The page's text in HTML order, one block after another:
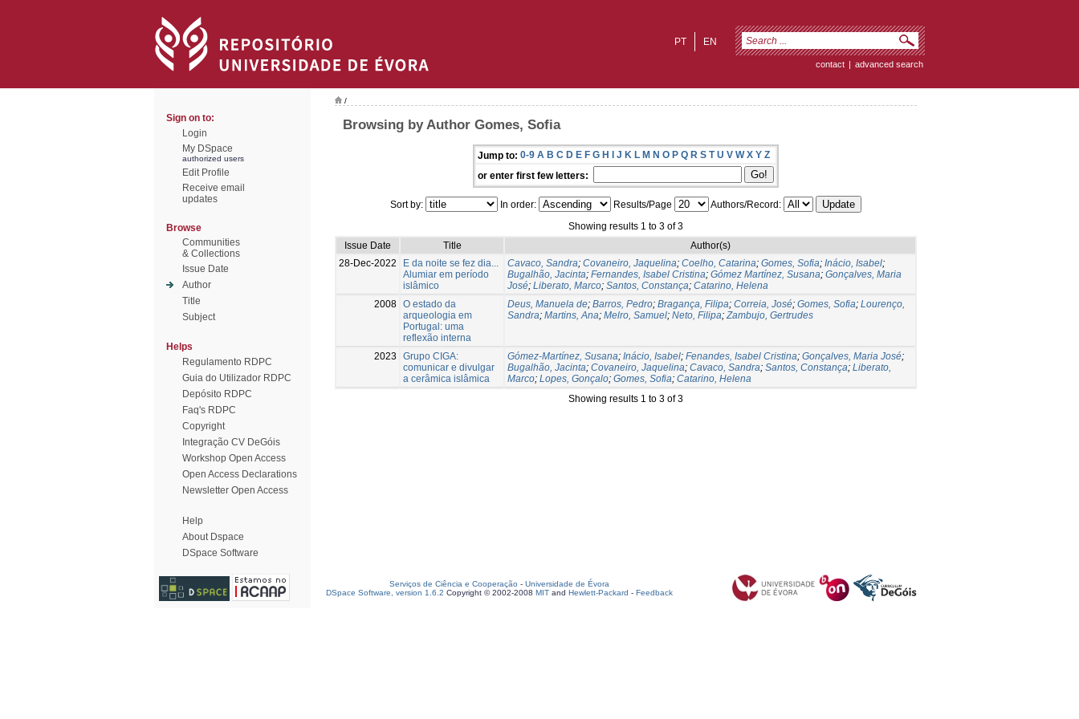
EN
PT
contact | advanced search
Sign on to:
Login
My DSpace
authorized users
Edit Profile
Receive email
updates
Browse
Communities
& Collections
Issue Date
Author
Title
Subject
Helps
Regulamento RDPC
Guia do Utilizador RDPC
Depósito RDPC
Faq's RDPC
Copyright
Integração CV DeGóis
Workshop Open Access
Open Access Declarations
Newsletter Open Access
Help
About Dspace
DSpace Software
/
Browsing by Author Gomes, Sofia
Jump to: 0-9 A B C D E F G H I J K L M N O P Q R S T U V W X Y Z
or enter first few letters:
Sort by: In order: Results/Page
Authors/Record:
Showing results 1 to 3 of 3
Issue Date
Title
Author(s)
28-Dec-2022
E da noite se fez dia...
Alumiar em período
islâmico
Cavaco, Sandra; Covaneiro, Jaquelina; Coelho, Catarina; Gomes, Sofia; Inácio, Isabel;
Bugalhão, Jacinta; Fernandes, Isabel Cristina; Gómez Martínez, Susana; Gonçalves, Maria
José; Liberato, Marco; Santos, Constança; Catarino, Helena
2008 O estado da
arqueologia em
Portugal: uma
reflexão interna
Deus, Manuela de; Barros, Pedro; Bragança, Filipa; Correia, José; Gomes, Sofia; Lourenço,
Sandra; Martins, Ana; Melro, Samuel; Neto, Filipa;Zambujo, Gertrudes
2023
Grupo CIGA:
comunicar e divulgar
a cerâmica islâmica
Gómez-Martínez, Susana; Inácio, Isabel; Fenandes, Isabel Cristina; Gonçalves, Maria José;
Bugalhão, Jacinta; Covaneiro, Jaquelina; Cavaco, Sandra; Santos, Constança; Liberato,
Marco; Lopes, Gonçalo; Gomes, Sofia; Catarino, Helena
Showing results 1 to 3 of 3
Serviços de Ciência e Cooperação - Universidade de Évora
DSpace Software, version 1.6.2 Copyright © 2002-2008 MIT and Hewlett-Packard - Feedback